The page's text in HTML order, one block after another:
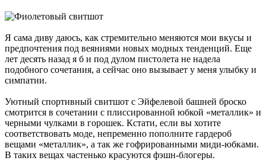
Я сама диву даюсь, как стремительно меняются мои вкусы и
предпочтения под веяниями новых модных тенденций. Еще
лет десять назад я б и под дулом пистолета не надела
подобного сочетания, а сейчас оно вызывает у меня улыбку и
симпатии.
Уютный спортивный свитшот с Эйфелевой башней броско
смотрится в сочетании с плиссированной юбкой «металлик» и
черными чулками в горошек. Кстати, если вы хотите
соответствовать моде, непременно пополните гардероб
вещами «металлик», а так же гофрированными миди-юбками.
В таких вещах частенько красуются фэшн-блогеры.